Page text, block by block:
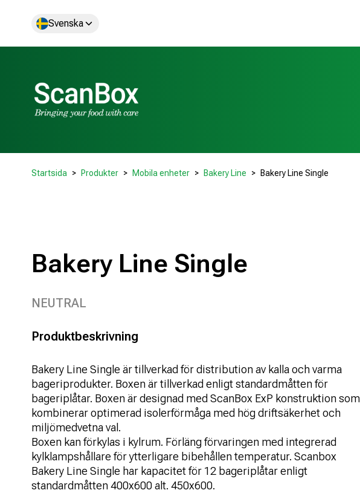
Svenska
Startsida Produkter Mobila enheter Bakery Line Bakery Line Single
Bakery Line Single
NEUTRAL
Produktbeskrivning
Bakery Line Single är tillverkad för distribution av kalla och varma
bageriprodukter. Boxen är tillverkad enligt standardmåtten för
bageriplåtar. Boxen är designad med ScanBox ExP konstruktion som
kombinerar optimerad isolerförmåga med hög driftsäkerhet och
miljömedvetna val.
Boxen kan förkylas i kylrum. Förläng förvaringen med integrerad
kylklampshållare för ytterligare bibehållen temperatur. Scanbox
Bakery Line Single har kapacitet för 12 bageriplåtar enligt
standardmåtten 400x600 alt. 450x600.